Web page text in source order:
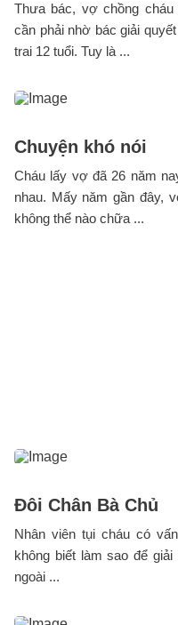
Thưa bác, vợ chồng
cần phải nhờ bác giải
trai 12 tuổi. Tuy là ...
Chuyện khó nói
Cháu lấy vợ đã 26 năm
nhau. Mấy năm gần đây,
không thể nào chữa ...
Đôi Chân Bà Chủ
Nhân viên tụi cháu có
không biết làm sao để
ngoài ...